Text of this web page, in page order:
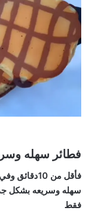
فطائر سهله
فأقل من
سهله وسريعه بشكل
فقط